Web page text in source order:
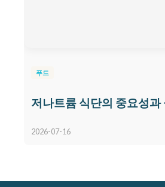
푸드
저나트륨 식단의 중요성과
2026-07-16